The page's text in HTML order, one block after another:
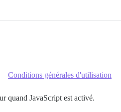
Conditions générales d'utilisation
quand JavaScript est activé.